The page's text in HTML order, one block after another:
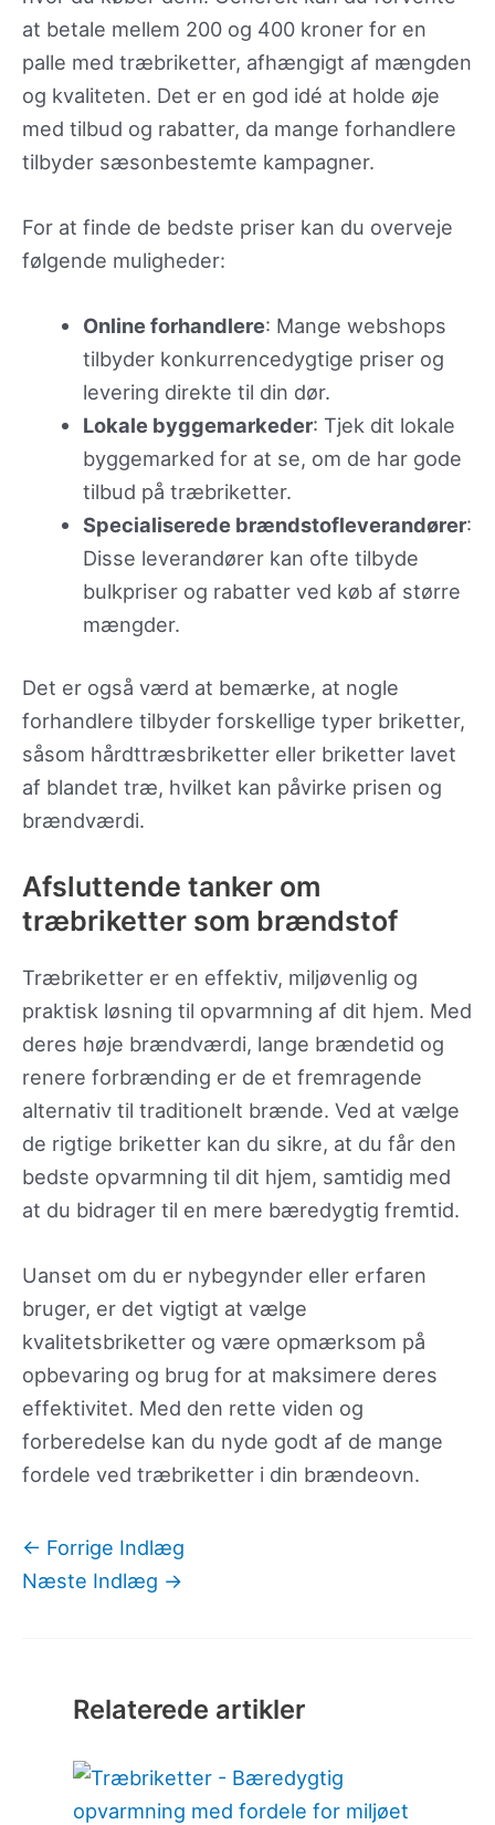
at betale mellem 200 og 400 kroner for en
palle med træbriketter, afhængigt af mængden
og kvaliteten. Det er en god idé at holde øje
med tilbud og rabatter, da mange forhandlere
tilbyder sæsonbestemte kampagner.
For at finde de bedste priser kan du overveje
følgende muligheder:
Online forhandlere: Mange webshops
tilbyder konkurrencedygtige priser og
levering direkte til din dør.
Lokale byggemarkeder: Tjek dit lokale
byggemarked for at se, om de har gode
tilbud på træbriketter.
Specialiserede brændstofleverandører:
Disse leverandører kan ofte tilbyde
bulkpriser og rabatter ved køb af større
mængder.
Det er også værd at bemærke, at nogle
forhandlere tilbyder forskellige typer briketter,
såsom hårdttræsbriketter eller briketter lavet
af blandet træ, hvilket kan påvirke prisen og
brændværdi.
Afsluttende tanker om
træbriketter som brændstof
Træbriketter er en effektiv, miljøvenlig og
praktisk løsning til opvarmning af dit hjem. Med
deres høje brændværdi, lange brændetid og
renere forbrænding er de et fremragende
alternativ til traditionelt brænde. Ved at vælge
de rigtige briketter kan du sikre, at du får den
bedste opvarmning til dit hjem, samtidig med
at du bidrager til en mere bæredygtig fremtid.
Uanset om du er nybegynder eller erfaren
bruger, er det vigtigt at vælge
kvalitetsbriketter og være opmærksom på
opbevaring og brug for at maksimere deres
effektivitet. Med den rette viden og
forberedelse kan du nyde godt af de mange
fordele ved træbriketter i din brændeovn.
← Forrige Indlæg
Næste Indlæg →
Relaterede artikler